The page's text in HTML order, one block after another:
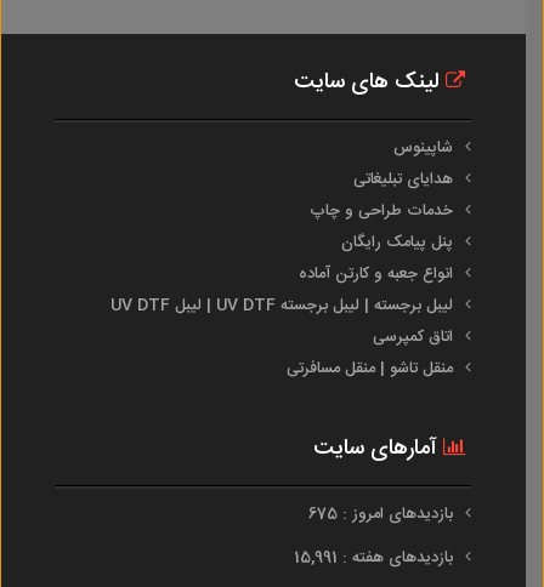
لینک های سایت
شاپینوس
هدایای تبلیغاتی
خدمات طراحی و چاپ
پنل پیامک رایگان
انواع جعبه و کارتن آماده
لیبل برجسته | لیبل برجسته UV DTF | لیبل UV DTF
اتاق کمپرسی
منقل تاشو | منقل مسافرتی
آمارهای سایت
بازدیدهای امروز : 675
بازدیدهای هفته : 15,991